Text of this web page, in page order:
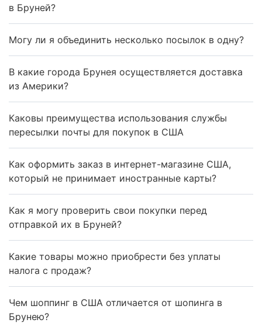
в Бруней?
Могу ли я объединить несколько посылок в одну?
В какие города Брунея осуществляется доставка
из Америки?
Каковы преимущества использования службы
пересылки почты для покупок в США
Как оформить заказ в интернет-магазине США,
который не принимает иностранные карты?
Как я могу проверить свои покупки перед
отправкой их в Бруней?
Какие товары можно приобрести без уплаты
налога с продаж?
Чем шоппинг в США отличается от шопинга в
Брунею?